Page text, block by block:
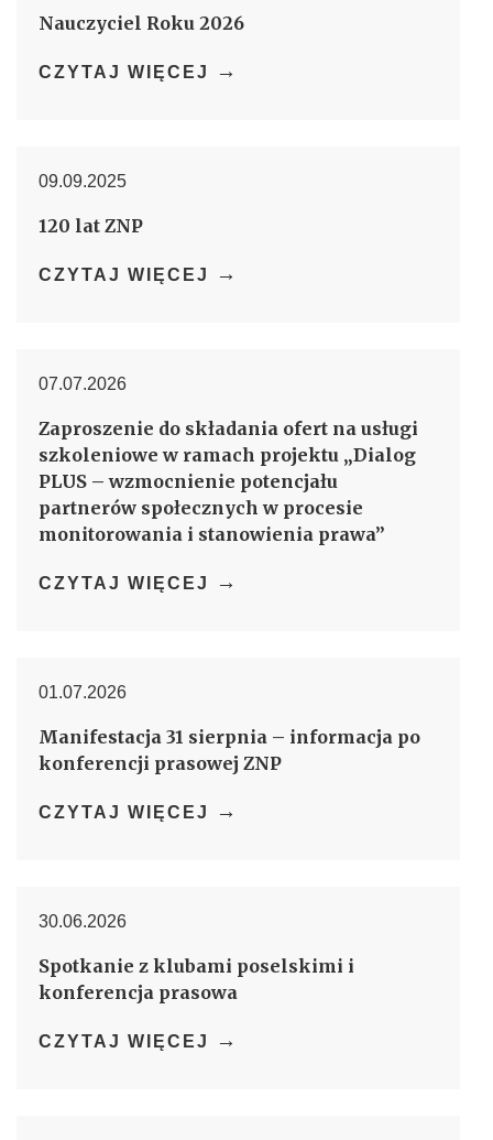
Nauczyciel Roku 2026
CZYTAJ WIĘCEJ →
09.09.2025
120 lat ZNP
CZYTAJ WIĘCEJ →
07.07.2026
Zaproszenie do składania ofert na usługi
szkoleniowe w ramach projektu „Dialog
PLUS – wzmocnienie potencjału
partnerów społecznych w procesie
monitorowania i stanowienia prawa”
CZYTAJ WIĘCEJ →
01.07.2026
Manifestacja 31 sierpnia – informacja po
konferencji prasowej ZNP
CZYTAJ WIĘCEJ →
30.06.2026
Spotkanie z klubami poselskimi i
konferencja prasowa
CZYTAJ WIĘCEJ →